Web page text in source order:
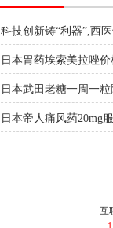
科技创新铸“利器”,西
日本胃药埃索美拉唑
日本武田老糖一周一
日本帝人痛风药20mg
互